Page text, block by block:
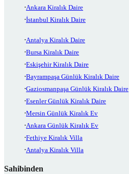
Ankara Kiralık Daire
İstanbul Kiralık Daire
Antalya Kiralık Daire
Bursa Kiralık Daire
Eskişehir Kiralık Daire
Bayrampaşa Günlük Kiralık Daire
Gaziosmanpaşa Günlük Kiralık Daire
Esenler Günlük Kiralık Daire
Mersin Günlük Kiralık Ev
Ankara Günlük Kiralık Ev
Fethiye Kiralık Villa
Antalya Kiralık Villa
Sahibinden